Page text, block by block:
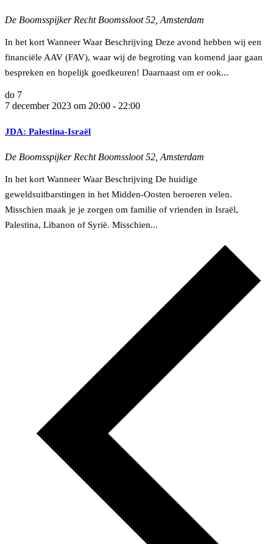
De Boomsspijker Recht Boomssloot 52, Amsterdam
In het kort Wanneer Waar Beschrijving Deze avond hebben wij een
financiële AAV (FAV), waar wij de begroting van komend jaar gaan
bespreken en hopelijk goedkeuren! Daarnaast om er ook...
do 7
7 december 2023 om 20:00 - 22:00
JDA: Palestina-Israël
De Boomsspijker Recht Boomssloot 52, Amsterdam
In het kort Wanneer Waar Beschrijving De huidige
geweldsuitbarstingen in het Midden-Oosten beroeren velen.
Misschien maak je je zorgen om familie of vrienden in Israël,
Palestina, Libanon of Syrië. Misschien...